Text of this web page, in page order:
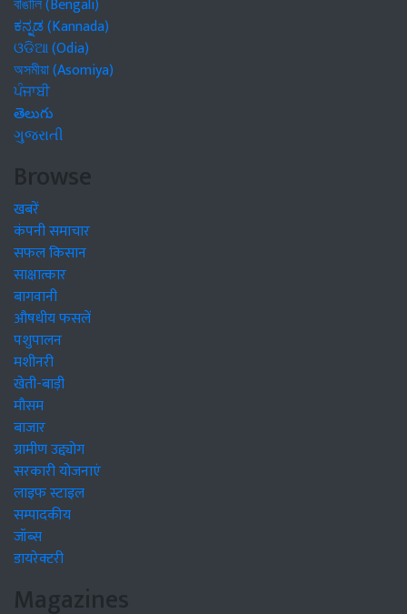
ಕನ್ನಡ (Kannada)
ଓଡିଆ (Odia)
অসমীয়া (Asomiya)
ਪੰਜਾਬੀ
తెలుగు
ગુજરાતી
Browse
खबरें
कंपनी समाचार
सफल किसान
साक्षात्कार
बागवानी
औषधीय फसलें
पशुपालन
मशीनरी
खेती-बाड़ी
मौसम
बाजार
ग्रामीण उद्द्योग
सरकारी योजनाएं
लाइफ स्टाइल
सम्पादकीय
जॉब्स
डायरेक्टरी
Magazines